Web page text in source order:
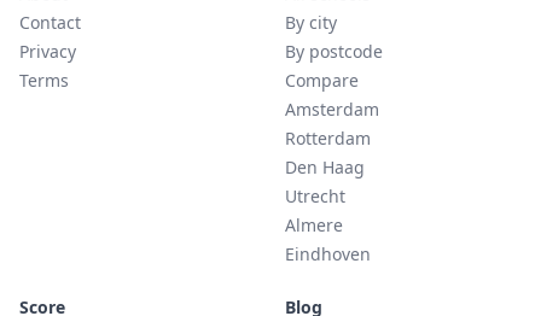
Contact
Privacy
Terms
By city
By postcode
Compare
Amsterdam
Rotterdam
Den Haag
Utrecht
Almere
Eindhoven
Score
Blog